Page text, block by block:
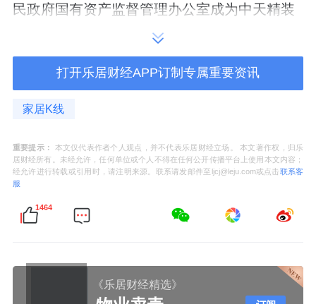
民政府国有资产监督管理办公室成为中天精装
值得一说的是，重组成功后的中天精装，在业
务布局上动作频频。2024年12月，其曾以1元
价格收购元榕建设持有的顺瑜建筑100%股权，
饰工程专业承包一级资质证书，此次收购有助
于中天精装在建筑装饰领域承接更多高要求项
目。
务。如自去年7月以来，中天精装通过全资子公
司中天精艺投资科睿斯半导体科技（东阳）有
打开乐居财经APP订制专属重要资讯
家居K线
重要提示：
本文仅代表作者个人观点，并不代表乐居财经立场。 本文著作权，归乐
居财经所有。未经允许，任何单位或个人不得在任何公开传播平台上使用本文内容；
经允许进行转载或引用时，请注明来源。联系请发邮件至ljcj@leju.com或点击联系客
服
1464
《乐居财经精选》